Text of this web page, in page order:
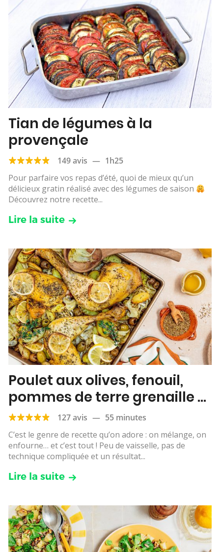
Tian de légumes à la
provençale
149 avis — 1h25
Pour parfaire vos repas d’été, quoi de mieux qu’un
délicieux gratin réalisé avec des légumes de saison
Découvrez notre recette...
Lire la suite
Poulet aux olives, fenouil,
pommes de terre grenaille &
citron
127 avis — 55 minutes
C’est le genre de recette qu’on adore : on mélange, on
enfourne… et c’est tout ! Peu de vaisselle, pas de
technique compliquée et un résultat...
Lire la suite